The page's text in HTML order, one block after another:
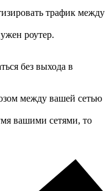
трафик между
роутер.
без выхода в
между вашей сетью
вашими сетями, то